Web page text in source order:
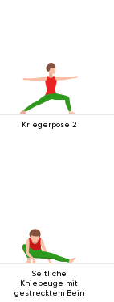
Kriegerpose 2
Seitliche
Kniebeuge mit
gestrecktem Bein